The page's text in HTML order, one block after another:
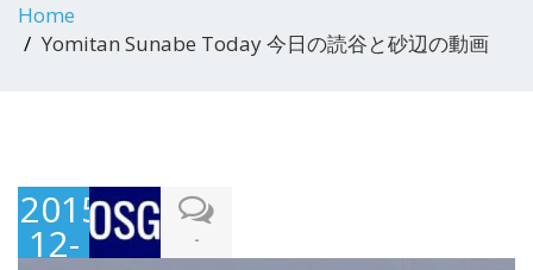
Home
Yomitan Sunabe Today 今日の読谷と砂辺の動画
2015-
12- -